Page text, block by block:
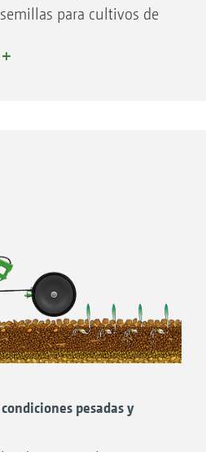
para cultivos de
puede bloquear
pesadas y